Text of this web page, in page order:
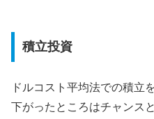
積立投資
ドルコスト平均法での積立
下がったところはチャンスと